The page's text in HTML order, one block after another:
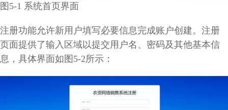
图5-1 系统首页界面
注册功能允许新用户填写必要信息完成账户创建。注册
页面提供了输入区域以提交用户名、密码及其他基本信
息，具体界面如图5-2所示：